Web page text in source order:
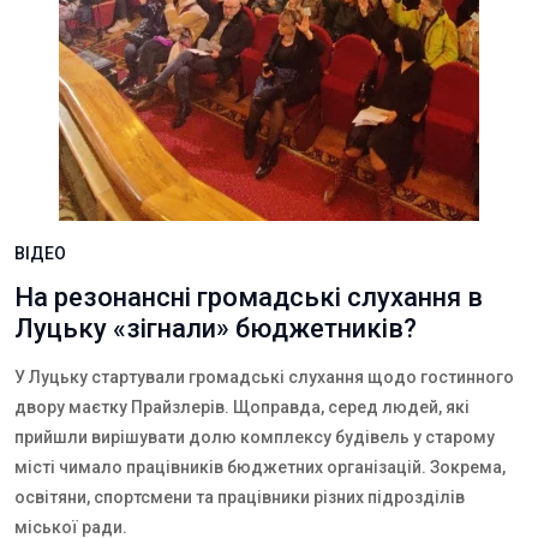
ВІДЕО
На резонансні громадські слухання в
Луцьку «зігнали» бюджетників?
У Луцьку стартували громадські слухання щодо гостинного
двору маєтку Прайзлерів. Щоправда, серед людей, які
прийшли вирішувати долю комплексу будівель у старому
місті чимало працівників бюджетних організацій. Зокрема,
освітяни, спортсмени та працівники різних підрозділів
міської ради.